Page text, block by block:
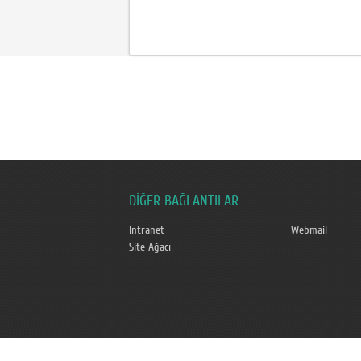
DİĞER BAĞLANTILAR
Intranet
Webmail
Site Ağacı